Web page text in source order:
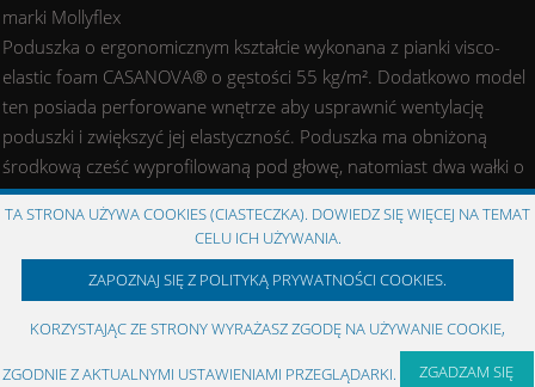
marki Mollyflex
Poduszka o ergonomicznym kształcie wykonana z pianki visco-
elastic foam CASANOVA® o gęstości 55 kg/m². Dodatkowo model
ten posiada perforowane wnętrze aby usprawnić wentylację
poduszki i zwiększyć jej elastyczność. Poduszka ma obniżoną
środkową cześć wyprofilowaną pod głowę, natomiast dwa wałki o
różnych wysokościach mają zapewnić stabilne wsparcie odcinka
szyjnego. Wybór wysokości wałka jest uzależniony od budowy
ciała, pozycji w jakiej śpimy i twardości materaca.
Rozmiar: 40x70x12/9 cm
TA STRONA UŻYWA COOKIES (CIASTECZKA). DOWIEDZ SIĘ WIĘCEJ NA TEMAT
CELU ICH UŻYWANIA.
ZAPOZNAJ SIĘ Z POLITYKĄ PRYWATNOŚCI COOKIES.
KORZYSTAJĄC ZE STRONY WYRAŻASZ ZGODĘ NA UŻYWANIE COOKIE,
ZGODNIE Z AKTUALNYMI USTAWIENIAMI PRZEGLĄDARKI. ZGADZAM SIĘ